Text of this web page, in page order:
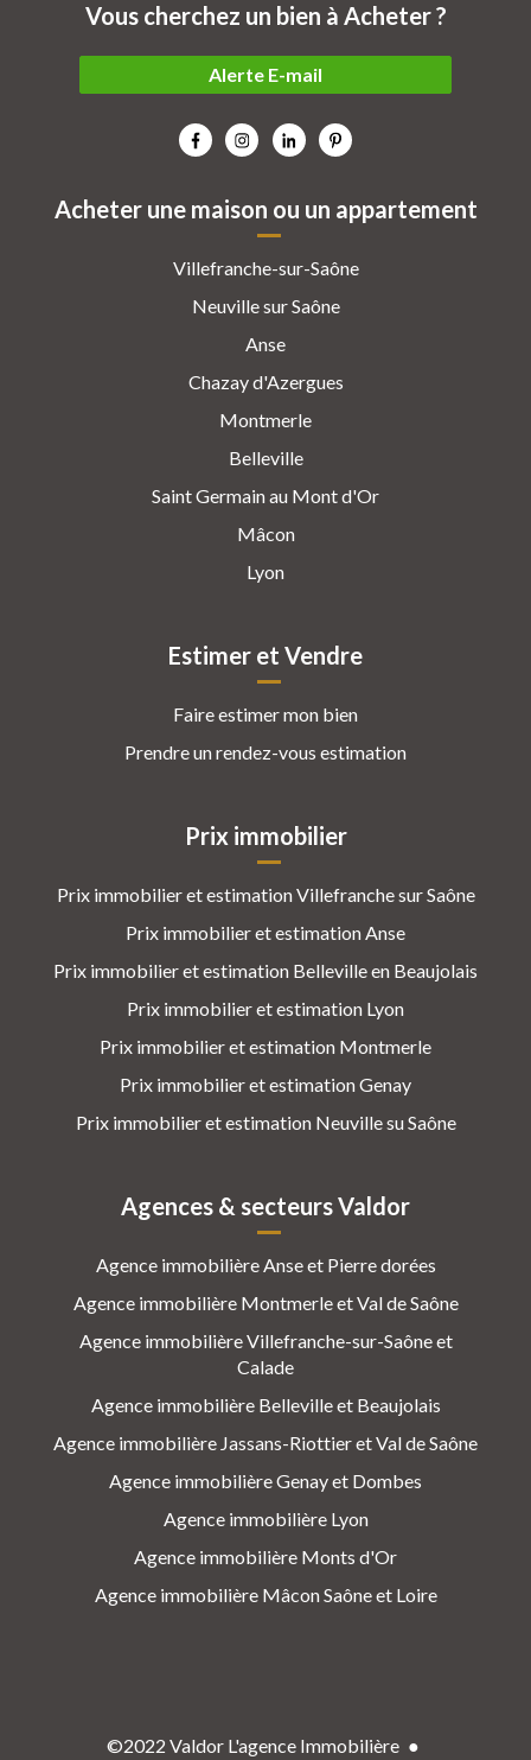
Acheter une maison ou un appartement
Villefranche-sur-Saône
Neuville sur Saône
Anse
Chazay d'Azergues
Montmerle
Belleville
Saint Germain au Mont d'Or
Mâcon
Lyon
Estimer et Vendre
Faire estimer mon bien
Prendre un rendez-vous estimation
Prix immobilier
Prix immobilier et estimation Villefranche sur Saône
Prix immobilier et estimation Anse
Prix immobilier et estimation Belleville en Beaujolais
Prix immobilier et estimation Lyon
Prix immobilier et estimation Montmerle
Prix immobilier et estimation Genay
Prix immobilier et estimation Neuville su Saône
Agences & secteurs Valdor
Agence immobilière Anse et Pierre dorées
Agence immobilière Montmerle et Val de Saône
Agence immobilière Villefranche-sur-Saône et
Calade
Agence immobilière Belleville et Beaujolais
Agence immobilière Jassans-Riottier et Val de Saône
Agence immobilière Genay et Dombes
Agence immobilière Lyon
Agence immobilière Monts d'Or
Agence immobilière Mâcon Saône et Loire
Vous cherchez un bien à Acheter ?
Alerte E-mail
©2022 Valdor L'agence Immobilière